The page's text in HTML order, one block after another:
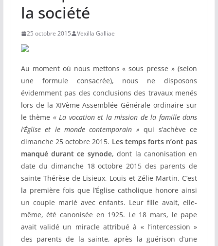
la société
25 octobre 2015 Vexilla Galliae
Au moment où nous mettons « sous presse » (selon
une formule consacrée), nous ne disposons
évidemment pas des conclusions des travaux menés
lors de la XIVème Assemblée Générale ordinaire sur
le thème « La vocation et la mission de la famille dans
l’Église et le monde contemporain » qui s’achève ce
dimanche 25 octobre 2015. Les temps forts n’ont pas
manqué durant ce synode, dont la canonisation en
date du dimanche 18 octobre 2015 des parents de
sainte Thérèse de Lisieux, Louis et Zélie Martin. C’est
la première fois que l’Église catholique honore ainsi
un couple marié avec enfants. Leur fille avait, elle-
même, été canonisée en 1925. Le 18 mars, le pape
avait validé un miracle attribué à « l’intercession »
des parents de la sainte, après la guérison d’une